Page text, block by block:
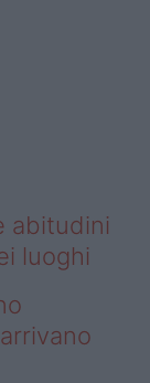
abitudini
luoghi